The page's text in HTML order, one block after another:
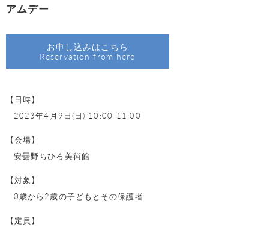
アムデー
お申し込みはこちら
Reservation from here
【日時】
2023年4月9日(日) 10:00-11:00
【会場】
安曇野ちひろ美術館
【対象】
0歳から2歳の子どもとその保護者
【定員】